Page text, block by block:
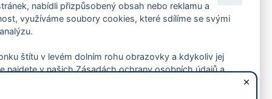
pozvánky na kulturní a sportovní akce?
nabídli přizpůsobený obsah nebo reklamu a
využíváme soubory cookies, které sdílíme se svými
štítu v levém dolním rohu obrazovky a kdykoliv jej
najdete v našich Zásadách ochrany osobních údajů a